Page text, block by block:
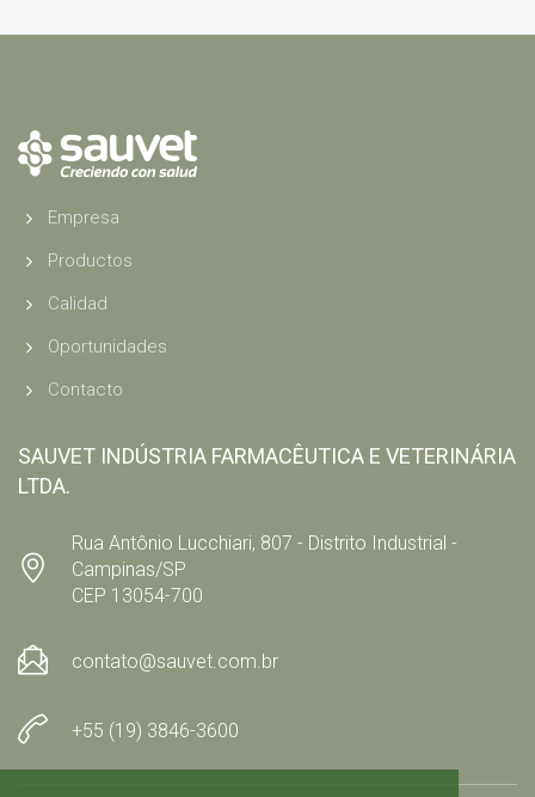
Empresa
Productos
Calidad
Oportunidades
Contacto
SAUVET INDÚSTRIA FARMACÊUTICA E VETERINÁRIA
LTDA.
Rua Antônio Lucchiari, 807 - Distrito Industrial -
Campinas/SP
CEP 13054-700
contato@sauvet.com.br
+55 (19) 3846-3600